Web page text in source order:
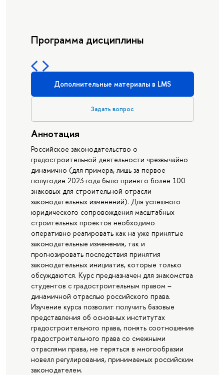
Программа дисциплины
Дополнительные материалы в LMS
Задать вопрос
Аннотация
Российское законодательство о
градостроительной деятельности чрезвычайно
динамично (для примера, лишь за первое
полугодие 2023 года было принято более 100
знаковых для строительной отрасли
законодательных изменений). Для успешного
юридического сопровождения масштабных
строительных проектов необходимо
оперативно реагировать как на уже принятые
законодательные изменения, так и
прогнозировать последствия принятия
законодательных инициатив, которые только
обсуждаются. Курс предназначен для знакомства
студентов с градостроительным правом –
динамичной отраслью российского права.
Изучение курса позволит получить базовые
представления об основных институтах
градостроительного права, понять соотношение
градостроительного права со смежными
отраслями права, не теряться в многообразии
новелл регулирования, принимаемых российским
законодателем.